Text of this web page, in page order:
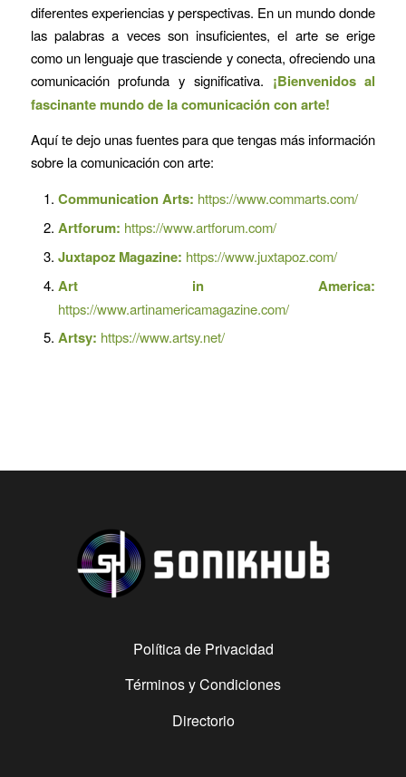
diferentes experiencias y perspectivas. En un mundo donde
las palabras a veces son insuficientes, el arte se erige
como un lenguaje que trasciende y conecta, ofreciendo una
comunicación profunda y significativa. ¡Bienvenidos al
fascinante mundo de la comunicación con arte!
Aquí te dejo unas fuentes para que tengas más información
sobre la comunicación con arte:
Communication Arts: https://www.commarts.com/
Artforum: https://www.artforum.com/
Juxtapoz Magazine: https://www.juxtapoz.com/
Art in America:
https://www.artinamericamagazine.com/
Artsy: https://www.artsy.net/
Política de Privacidad
Términos y Condiciones
Directorio